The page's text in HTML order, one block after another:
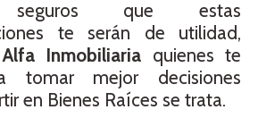
seguros que estas
te serán de utilidad,
Alfa Inmobiliaria quienes te
tomar mejor decisiones
en Bienes Raíces se trata.